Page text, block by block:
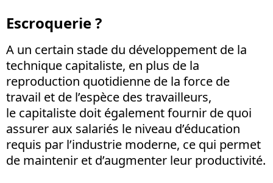
Escroquerie ?
A un certain stade du développement de la
technique capitaliste, en plus de la
reproduction quotidienne de la force de
travail et de l’espèce des travailleurs,
le capitaliste doit également fournir de quoi
assurer aux salariés le niveau d’éducation
requis par l’industrie moderne, ce qui permet
de maintenir et d’augmenter leur productivité.